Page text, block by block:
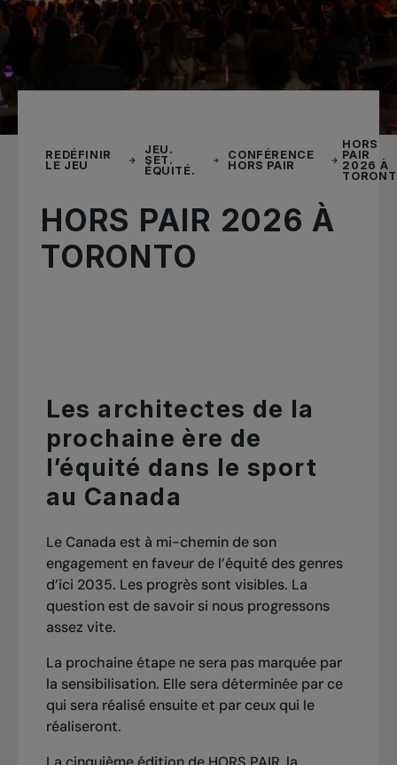
REDÉFINIR
LE JEU
JEU.
SET.
ÉQUITÉ.
CONFÉRENCE
HORS PAIR
HORS
PAIR
2026 À
HORS PAIR 2026 À
TORONTO
Les architectes de la
prochaine ère de
l’équité dans le sport
au Canada
Le Canada est à mi-chemin de son
engagement en faveur de l’équité des genres
d’ici 2035. Les progrès sont visibles. La
question est de savoir si nous progressons
assez vite.
La prochaine étape ne sera pas marquée par
la sensibilisation. Elle sera déterminée par ce
qui sera réalisé ensuite et par ceux qui le
réaliseront.